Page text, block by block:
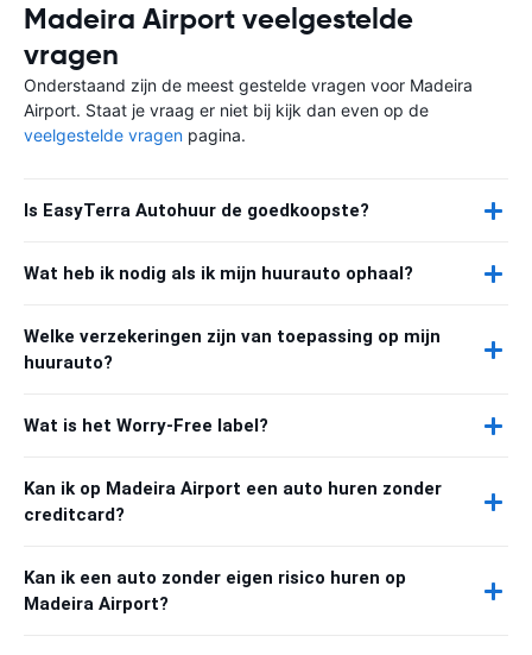
Madeira Airport veelgestelde
vragen
Onderstaand zijn de meest gestelde vragen voor Madeira
Airport. Staat je vraag er niet bij kijk dan even op de
veelgestelde vragen pagina.
Is EasyTerra Autohuur de goedkoopste?
Wat heb ik nodig als ik mijn huurauto ophaal?
Welke verzekeringen zijn van toepassing op mijn
huurauto?
Wat is het Worry-Free label?
Kan ik op Madeira Airport een auto huren zonder
creditcard?
Kan ik een auto zonder eigen risico huren op
Madeira Airport?